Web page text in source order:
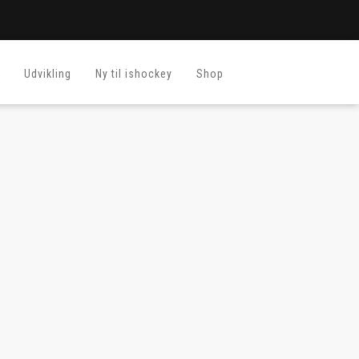
Udvikling Ny til ishockey Shop